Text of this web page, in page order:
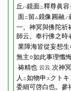
丘ハ鏡面ニ釋尊眞容
面ニ留ム鏡像圓融ノ
一。神冥與佛陀祈
師云。奉行佛之時
業障海皆從妄想生
無主○如此事理懺
祷精也 云云 次神冥
人 ニ如物申 ス クト
委細可啓白也。參